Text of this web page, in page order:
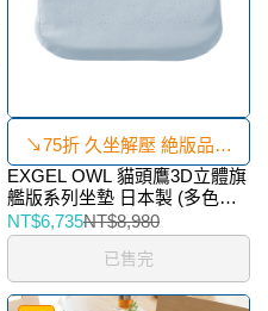
↘75折 久坐解壓 絶版品優
惠
EXGEL OWL 貓頭鷹3D立體旗
艦版系列坐墊 日本製 (多色可
選)
NT$6,735NT$8,980
已售完